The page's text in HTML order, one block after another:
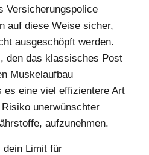
Versicherungspolice
auf diese Weise sicher,
ausgeschöpft werden.
den das klassisches Post
Muskelaufbau
es eine viel effizientere Art
unerwünschter
aufzunehmen.
dein Limit für